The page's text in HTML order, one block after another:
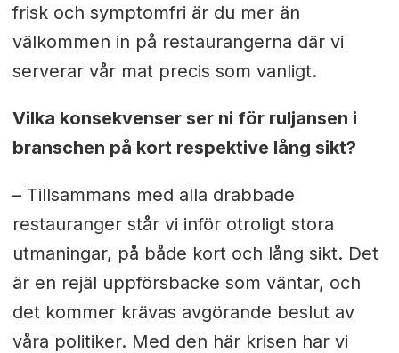
frisk och symptomfri är du mer än
välkommen in på restaurangerna där vi
serverar vår mat precis som vanligt.
Vilka konsekvenser ser ni för ruljansen i
branschen på kort respektive lång sikt?
– Tillsammans med alla drabbade
restauranger står vi inför otroligt stora
utmaningar, på både kort och lång sikt. Det
är en rejäl uppförsbacke som väntar, och
det kommer krävas avgörande beslut av
våra politiker. Med den här krisen har vi